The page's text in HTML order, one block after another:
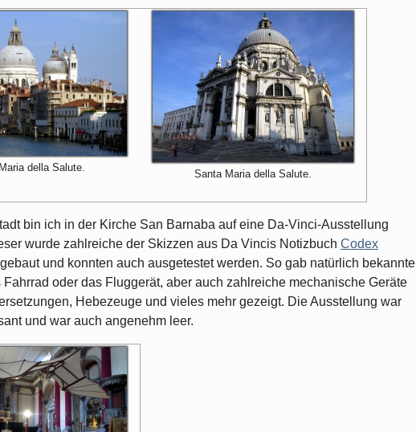
della Salute.
Santa Maria della Salute.
bin ich in der Kirche San Barnaba auf eine Da-Vinci-Ausstellung
wurde zahlreiche der Skizzen aus Da Vincis Notizbuch Codex
und konnten auch ausgetestet werden. So gab natürlich bekannte
Fahrrad oder das Fluggerät, aber auch zahlreiche mechanische Geräte
Hebezeuge und vieles mehr gezeigt. Die Ausstellung war
und war auch angenehm leer.